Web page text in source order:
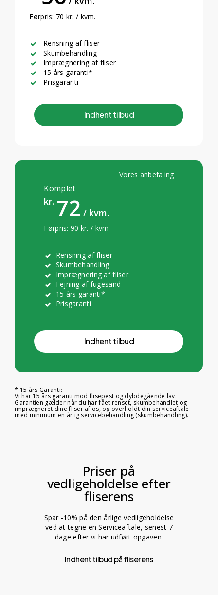
Førpris: 70 kr. / kvm.
Rensning af fliser
Skumbehandling
Imprægnering af fliser
15 års garanti*
Prisgaranti
Indhenttilbud
Vores anbefaling
Komplet
kr. 72 / kvm.
Førpris: 90 kr. / kvm.
Rensning af fliser
Skumbehandling
Imprægnering af fliser
Fejning af fugesand
15 års garanti*
Prisgaranti
Indhenttilbud
* 15 års Garanti:
Vi har 15 års garanti mod flisepest og dybdegående lav.
Garantien gælder når du har fået renset, skumbehandlet og
imprægneret dine fliser af os, og overholdt din serviceaftale
med minimum en årlig servicebehandling (skumbehandling).
Priser på
vedligeholdelse efter
fliserens
Spar -10% på den årlige vedligeholdelse
ved at tegne en Serviceaftale, senest 7
dage efter vi har udført opgaven.
Indhent tilbud på fliserens